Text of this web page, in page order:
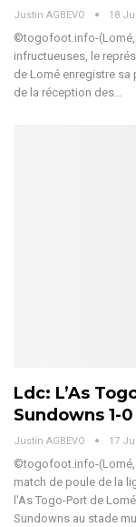
Justin AGBEVO 18
©togofoot.info-(Lomé,
infructueuses, le
de Lomé enregistre
de la réception des…
Ldc: L’As
Sundowns 1-
Justin AGBEVO 17
©togofoot.info-(Lomé,
match de poule de la
l'As Togo-Port de
Sundowns au stade